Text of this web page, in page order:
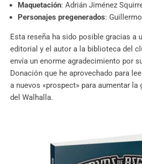
Maquetación: Adrián Jiménez
Personajes pregenerados:
Esta reseña ha sido posible gracias a
editorial y el autor a la biblioteca del
envía un enorme agradecimiento por
Donación que he aprovechado para
a nuevos «prospect» para aumentar
del Walhalla.